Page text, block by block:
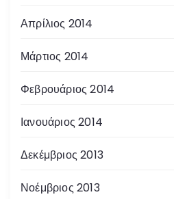
Απρίλιος 2014
Μάρτιος 2014
Φεβρουάριος 2014
Ιανουάριος 2014
Δεκέμβριος 2013
Νοέμβριος 2013